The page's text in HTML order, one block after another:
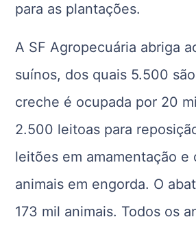
para as plantações.
A SF Agropecuária abriga
suínos, dos quais 5.500
creche é ocupada por 20
2.500 leitoas para
leitões em amamentação
animais em engorda. O
173 mil animais. Todos os